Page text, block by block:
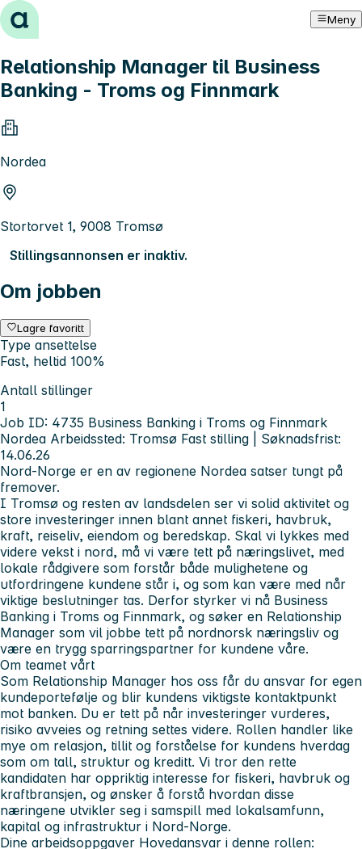
Hopp til innhold Meny
Relationship Manager til Business
Banking - Troms og Finnmark
Nordea
Stortorvet 1, 9008 Tromsø
Stillingsannonsen er inaktiv.
Om jobben
Lagre favoritt
Type ansettelse
Fast, heltid 100%
Antall stillinger
1
Job ID: 4735 Business Banking i Troms og Finnmark
Nordea Arbeidssted: Tromsø Fast stilling | Søknadsfrist:
14.06.26
Nord‑Norge er en av regionene Nordea satser tungt på
fremover.
I Tromsø og resten av landsdelen ser vi solid aktivitet og
store investeringer innen blant annet fiskeri, havbruk,
kraft, reiseliv, eiendom og beredskap. Skal vi lykkes med
videre vekst i nord, må vi være tett på næringslivet, med
lokale rådgivere som forstår både mulighetene og
utfordringene kundene står i, og som kan være med når
viktige beslutninger tas. Derfor styrker vi nå Business
Banking i Troms og Finnmark, og søker en Relationship
Manager som vil jobbe tett på nordnorsk næringsliv og
være en trygg sparringspartner for kundene våre.
Om teamet vårt
Som Relationship Manager hos oss får du ansvar for egen
kundeportefølje og blir kundens viktigste kontaktpunkt
mot banken. Du er tett på når investeringer vurderes,
risiko avveies og retning settes videre. Rollen handler like
mye om relasjon, tillit og forståelse for kundens hverdag
som om tall, struktur og kreditt. Vi tror den rette
kandidaten har oppriktig interesse for fiskeri, havbruk og
kraftbransjen, og ønsker å forstå hvordan disse
næringene utvikler seg i samspill med lokalsamfunn,
kapital og infrastruktur i Nord‑Norge.
Dine arbeidsoppgaver Hovedansvar i denne rollen: